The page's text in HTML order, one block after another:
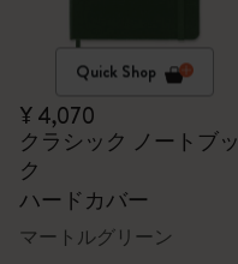
Quick Shop
¥ 4,070
クラシック ノートブッ
ク
ハードカバー
マートルグリーン